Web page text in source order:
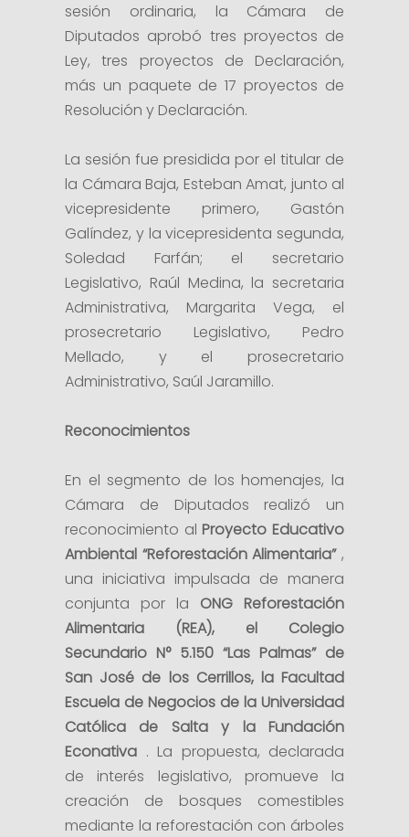
sesión ordinaria, la Cámara de
Diputados aprobó tres proyectos de
Ley, tres proyectos de Declaración,
más un paquete de 17 proyectos de
Resolución y Declaración.
La sesión fue presidida por el titular de
la Cámara Baja, Esteban Amat, junto al
vicepresidente primero, Gastón
Galíndez, y la vicepresidenta segunda,
Soledad Farfán; el secretario
Legislativo, Raúl Medina, la secretaria
Administrativa, Margarita Vega, el
prosecretario Legislativo, Pedro
Mellado, y el prosecretario
Administrativo, Saúl Jaramillo.
Reconocimientos
En el segmento de los homenajes, la
Cámara de Diputados realizó un
reconocimiento al Proyecto Educativo
Ambiental “Reforestación Alimentaria” ,
una iniciativa impulsada de manera
conjunta por la ONG Reforestación
Alimentaria (REA), el Colegio
Secundario N° 5.150 “Las Palmas” de
San José de los Cerrillos, la Facultad
Escuela de Negocios de la Universidad
Católica de Salta y la Fundación
Econativa . La propuesta, declarada
de interés legislativo, promueve la
creación de bosques comestibles
mediante la reforestación con árboles